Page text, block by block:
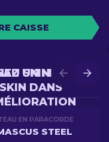
CAISSE
UN MEILLEUR
SKIN DANS
SKIN EN
EN PARACORDE
STEEL